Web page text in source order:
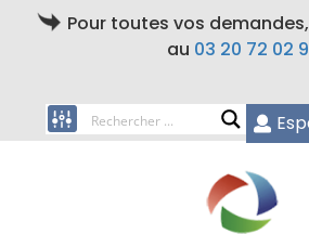
Pour toutes vos
au 03 20 72 02